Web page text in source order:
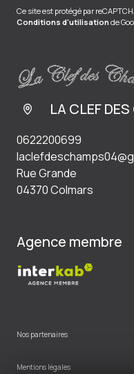
Ce site est protégé par
Conditions d'utilisation de
LA CLEF
0622200699
Rue Grande
04370 Colmars
Agence membre
Nos partenaires
Mentions légales